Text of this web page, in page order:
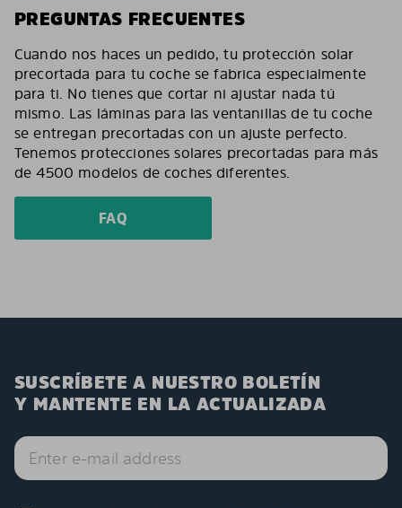
PREGUNTAS FRECUENTES
Cuando nos haces un pedido, tu protección solar
precortada para tu coche se fabrica especialmente
para ti. No tienes que cortar ni ajustar nada tú
mismo. Las láminas para las ventanillas de tu coche
se entregan precortadas con un ajuste perfecto.
Tenemos protecciones solares precortadas para más
de 4500 modelos de coches diferentes.
FAQ
SUSCRÍBETE A NUESTRO BOLETÍN
Y MANTENTE EN LA ACTUALIZADA